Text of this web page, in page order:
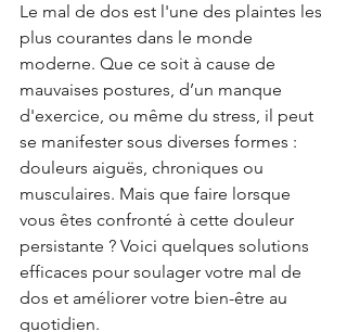
Le mal de dos est l'une des plaintes les
plus courantes dans le monde
moderne. Que ce soit à cause de
mauvaises postures, d’un manque
d'exercice, ou même du stress, il peut
se manifester sous diverses formes :
douleurs aiguës, chroniques ou
musculaires. Mais que faire lorsque
vous êtes confronté à cette douleur
persistante ? Voici quelques solutions
efficaces pour soulager votre mal de
dos et améliorer votre bien-être au
quotidien.